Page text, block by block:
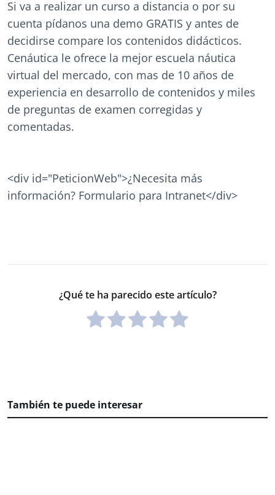
Si va a realizar un curso a distancia o por su
cuenta pídanos una demo GRATIS y antes de
decidirse compare los contenidos didácticos.
Cenáutica le ofrece la mejor escuela náutica
virtual del mercado, con mas de 10 años de
experiencia en desarrollo de contenidos y miles
de preguntas de examen corregidas y
comentadas.
<div id="PeticionWeb">¿Necesita más
información? Formulario para Intranet</div>
¿Qué te ha parecido este artículo?
También te puede interesar